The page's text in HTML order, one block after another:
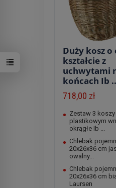
Duży kosz
kształcie z
uchwytami
końcach Ib
718,00 zł
Zestaw 3
plastikowym
okrągłe Ib ...
Chlebak
20x26x36 cm
owalny...
Chlebak
20x26x36 cm
Laursen